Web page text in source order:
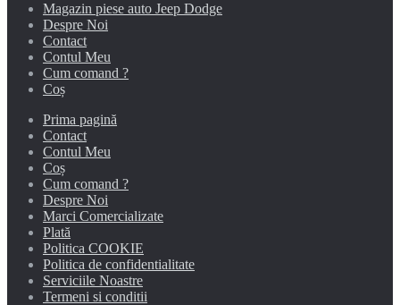
Magazin piese auto Jeep Dodge
Despre Noi
Contact
Contul Meu
Cum comand ?
Coș
Prima pagină
Contact
Contul Meu
Coș
Cum comand ?
Despre Noi
Marci Comercializate
Plată
Politica COOKIE
Politica de confidentialitate
Serviciile Noastre
Termeni si conditii